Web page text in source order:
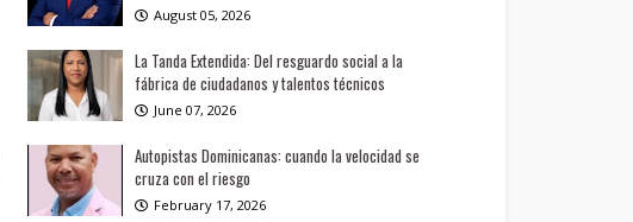
August 05, 2026
La Tanda Extendida: Del resguardo social a la
fábrica de ciudadanos y talentos técnicos
June 07, 2026
Autopistas Dominicanas: cuando la velocidad se
cruza con el riesgo
February 17, 2026